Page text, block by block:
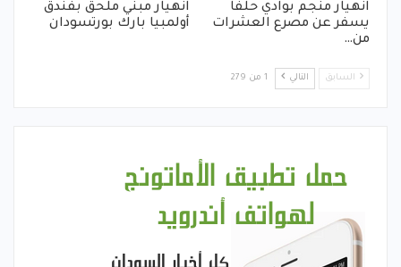
انهيار منجم بوادي حلفا
يسفر عن مصرع العشرات
من…
انهيار مبني ملحق بفندق
أولمبيا بارك بورتسودان
السابق التالي 1 من 279